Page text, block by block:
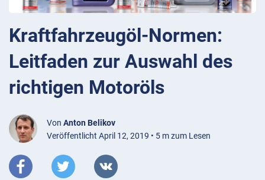
Kraftfahrzeugöl-Normen:
Leitfaden zur Auswahl des
richtigen Motoröls
Von Anton Belikov
Veröffentlicht April 12, 2019 • 5 m zum Lesen